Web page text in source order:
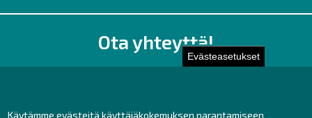
Evästeasetukset
Käytämme evästeitä käyttäjäkokemuksen parantamiseen
Ota yhteyttä!
Toimisto